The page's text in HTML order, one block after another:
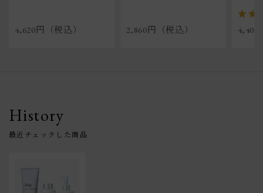
4,620円（税込） 2,860円（税込） 4,400
History